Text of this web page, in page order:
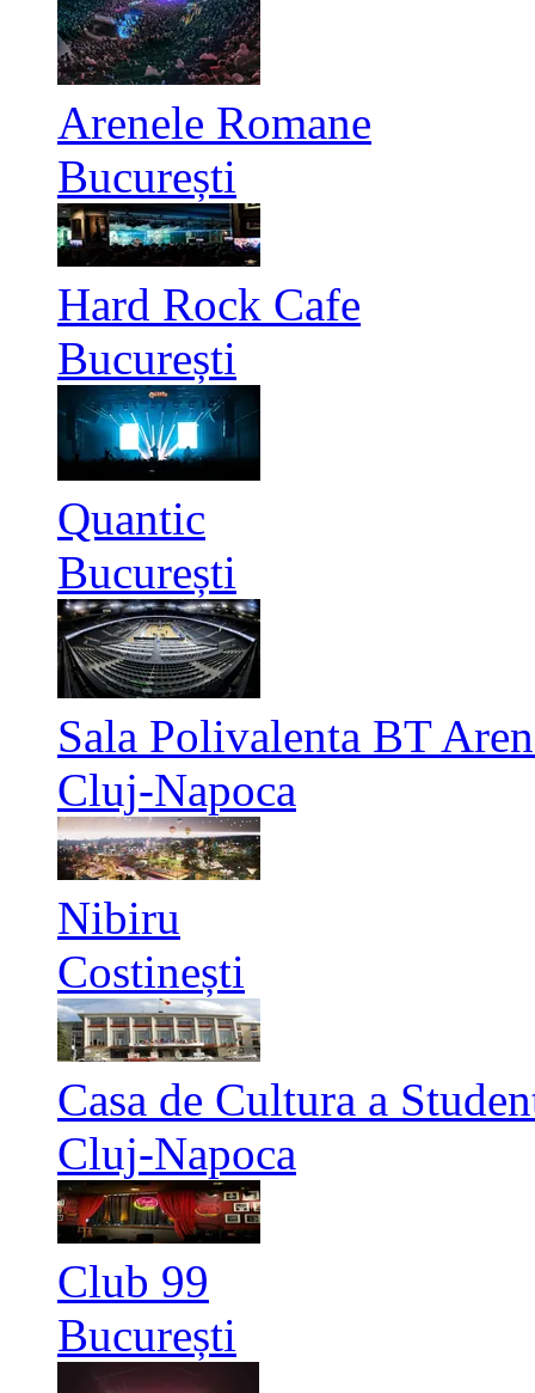
Arenele Romane
București
Hard Rock Cafe
București
Quantic
București
Sala Polivalenta BT
Cluj-Napoca
Nibiru
Costinești
Casa de Cultura a
Cluj-Napoca
Club 99
București